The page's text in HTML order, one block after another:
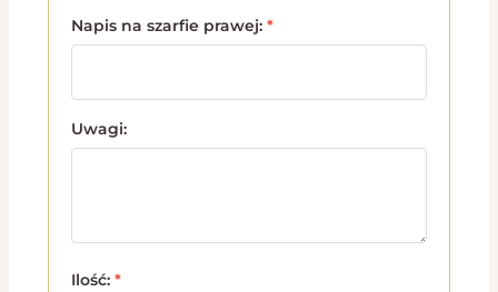
Napis na szarfie prawej: *
Uwagi:
Ilość: *